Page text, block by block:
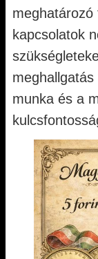
kapcsolatok
munka és a